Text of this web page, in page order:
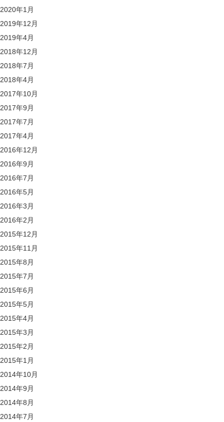
2020年1月
2019年12月
2019年4月
2018年12月
2018年7月
2018年4月
2017年10月
2017年9月
2017年7月
2017年4月
2016年12月
2016年9月
2016年7月
2016年5月
2016年3月
2016年2月
2015年12月
2015年11月
2015年8月
2015年7月
2015年6月
2015年5月
2015年4月
2015年3月
2015年2月
2015年1月
2014年10月
2014年9月
2014年8月
2014年7月